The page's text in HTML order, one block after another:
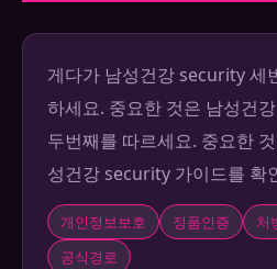
게다가 남성건강 security 세
하세요. 중요한 것은 남성건
두번째를 따르세요. 중요한
성건강 security 가이드를 확
개인정보보호 정품인증 처
공식경로